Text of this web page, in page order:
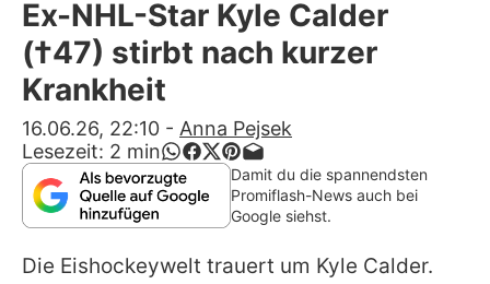
Alle Themen auf Promiflash
App runterladen
Team
Redaktionelle Richtlinien
Impressum
Ex-NHL-Star Kyle Calder
(†47) stirbt nach kurzer
Krankheit
16.06.26, 22:10 - Anna Pejsek
Lesezeit: 2 min
Damit du die spannendsten
Promiflash-News auch bei
Google siehst.
Die Eishockeywelt trauert um Kyle Calder.